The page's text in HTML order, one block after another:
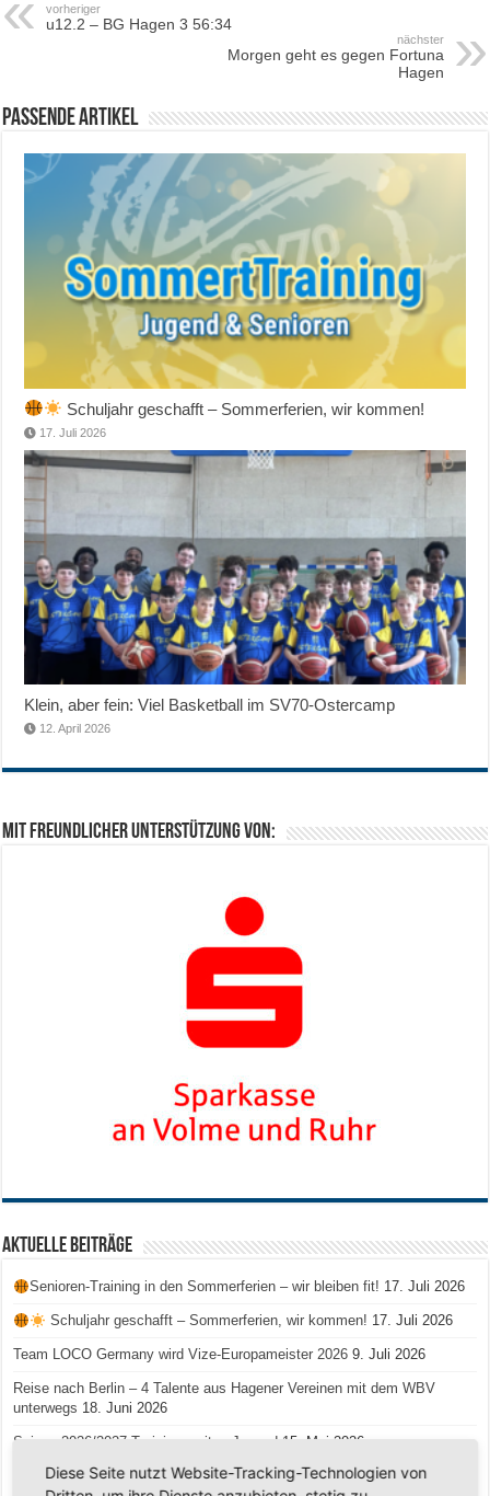
vorheriger
u12.2 – BG Hagen 3 56:34
nächster
Morgen geht es gegen Fortuna
Hagen
Passende Artikel
Schuljahr geschafft – Sommerferien, wir kommen!
17. Juli 2026
Klein, aber fein: Viel Basketball im SV70-Ostercamp
12. April 2026
Mit freundlicher Unterstützung von:
Aktuelle Beiträge
Senioren-Training in den Sommerferien – wir bleiben fit! 17. Juli 2026
Schuljahr geschafft – Sommerferien, wir kommen! 17. Juli 2026
Team LOCO Germany wird Vize-Europameister 2026 9. Juli 2026
Reise nach Berlin – 4 Talente aus Hagener Vereinen mit dem WBV
unterwegs 18. Juni 2026
Saison 2026/2027 Trainingszeiten Jugend 15. Mai 2026
Regionalliga-Meister SV Haspe 70 12. Mai 2026
Diese Seite nutzt Website-Tracking-Technologien von